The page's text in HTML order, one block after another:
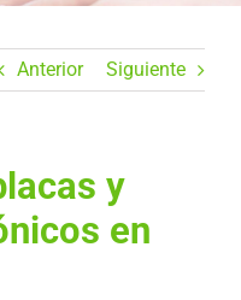
Anterior Siguiente
y
en